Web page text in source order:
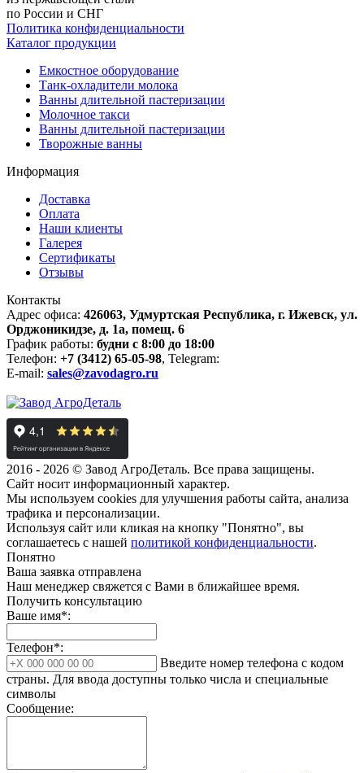
по России и СНГ
Политика конфиденциальности
Каталог продукции
Емкостное оборудование
Танк-охладители молока
Ванны длительной пастеризации
Молочное такси
Ванны длительной пастеризации
Творожные ванны
Информация
Доставка
Оплата
Наши клиенты
Галерея
Сертификаты
Отзывы
Контакты
Адрес офиса: 426063, Удмуртская Республика, г. Ижевск, ул.
Орджоникидзе, д. 1а, помещ. 6
График работы: будни с 8:00 до 18:00
Телефон: +7 (3412) 65-05-98, Telegram:
E-mail: sales@zavodagro.ru
2016 - 2026 © Завод АгроДеталь. Все права защищены.
Сайт носит информационный характер.
Мы используем cookies для улучшения работы сайта, анализа
трафика и персонализации.
Используя сайт или кликая на кнопку "Понятно", вы
соглашаетесь с нашей политикой конфиденциальности.
Понятно
Ваша заявка отправлена
Наш менеджер свяжется с Вами в ближайшее время.
Получить консультацию
Ваше имя*:
Телефон*:
Введите номер телефона с кодом
страны. Для ввода доступны только числа и специальные
символы
Сообщение: